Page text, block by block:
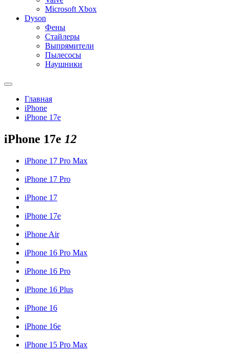
Microsoft Xbox
Dyson
Фены
Стайлеры
Выпрямители
Пылесосы
Наушники
Главная
iPhone
iPhone 17e
iPhone 17e 12
iPhone 17 Pro Max
iPhone 17 Pro
iPhone 17
iPhone 17e
iPhone Air
iPhone 16 Pro Max
iPhone 16 Pro
iPhone 16 Plus
iPhone 16
iPhone 16e
iPhone 15 Pro Max